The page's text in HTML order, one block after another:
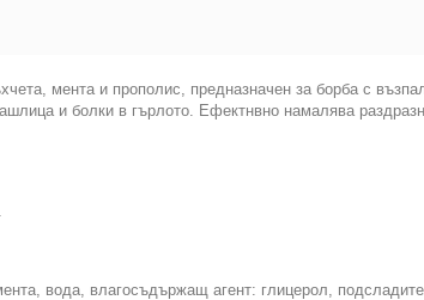
мента и прополис, предназначен за борба с
и болки в гърлото. Ефектнвно намалява
вода, влагосъдържащ агент: глицерол,